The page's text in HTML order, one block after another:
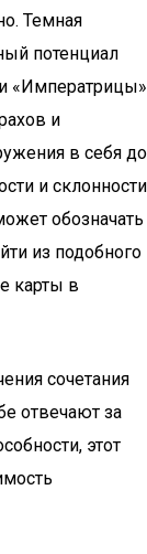
Темная
потенциал
«Императрицы»
и
в себя до
и склонности
обозначать
из подобного
карты в
сочетания
отвечают за
этот